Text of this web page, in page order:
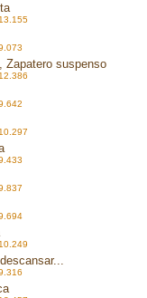
Zapatero suspenso